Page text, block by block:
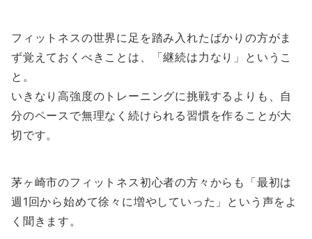
フィットネスの世界に足を踏み入れたばかりの方がま
ず覚えておくべきことは、「継続は力なり」というこ
と。
いきなり高強度のトレーニングに挑戦するよりも、自
分のペースで無理なく続けられる習慣を作ることが大
切です。
茅ヶ崎市のフィットネス初心者の方々からも「最初は
週1回から始めて徐々に増やしていった」という声をよ
く聞きます。